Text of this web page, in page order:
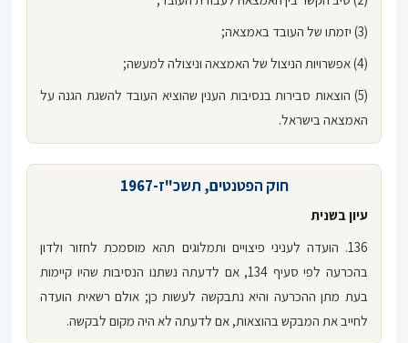
(3) יזמתו של העובד באמצאה;
(4) אפשרויות הניצול של האמצאה וניצולה למעשה;
(5) הוצאות סבירות בנסיבות הענין שהוציא העובד להשגת הגנה על
האמצאה בישראל.
חוק הפטנטים, תשכ"ז-1967
עיון בשנית
136. הועדה לעניני פיצויים ותמלוגים תהא מוסמכת לחזור ולדון
בהכרעה לפי סעיף 134, אם לדעתה נשתנו הנסיבות שהיו קיימות
בעת מתן ההכרעה והיא נתבקשה לעשות כן; אולם רשאית הועדה
לחייב את המבקש בהוצאות, אם לדעתה לא היה מקום לבקשה.